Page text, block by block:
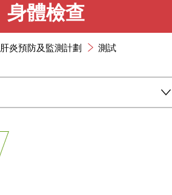
身體檢查
肝炎預防及監測計劃 測試